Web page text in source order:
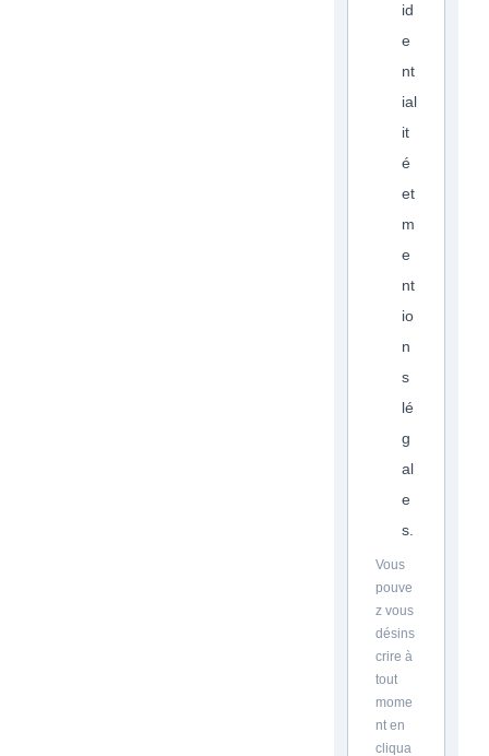
id
e
nt
ial
it
é
et
m
e
nt
io
n
s
lé
g
al
e
s.
Vous
pouve
z vous
désins
crire à
tout
mome
nt en
cliqua